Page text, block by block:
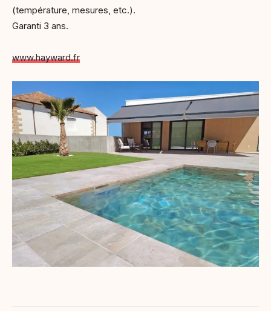
(température, mesures, etc.).
Garanti 3 ans.
www.hayward.fr